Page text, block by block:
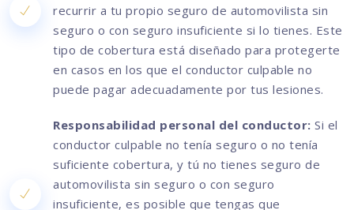
recurrir a tu propio seguro de automovilista sin
seguro o con seguro insuficiente si lo tienes. Este
tipo de cobertura está diseñado para protegerte
en casos en los que el conductor culpable no
puede pagar adecuadamente por tus lesiones.
Responsabilidad personal del conductor: Si el
conductor culpable no tenía seguro o no tenía
suficiente cobertura, y tú no tienes seguro de
automovilista sin seguro o con seguro
insuficiente, es posible que tengas que